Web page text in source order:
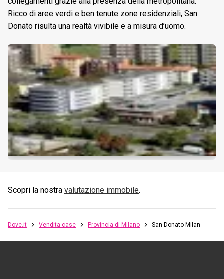
Ricco di aree verdi e ben tenute zone residenziali, San
Donato risulta una realtà vivibile e a misura d’uomo.
Scopri la nostra valutazione immobile.
Dove.it Vendita case Provincia di Milano San Donato Milanese